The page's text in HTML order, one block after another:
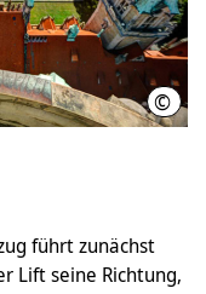
©
führt zunächst
Lift seine Richtung,